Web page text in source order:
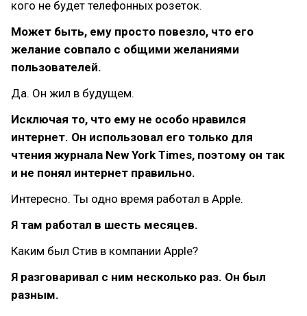
кого не будет телефонных розеток.
Может быть, ему просто повезло, что его
желание совпало с общими желаниями
пользователей.
Да. Он жил в будущем.
Исключая то, что ему не особо нравился
интернет. Он использовал его только для
чтения журнала New York Times, поэтому он так
и не понял интернет правильно.
Интересно. Ты одно время работал в Apple.
Я там работал в шесть месяцев.
Каким был Стив в компании Apple?
Я разговаривал с ним несколько раз. Он был
разным.